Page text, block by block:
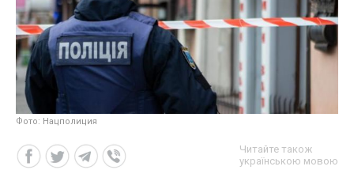
Фото: Нацполиция
Читайте також
українською мовою